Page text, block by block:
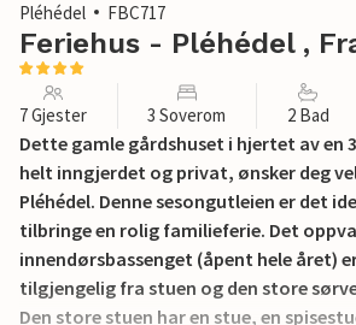
Pléhédel
FBC717
Feriehus - Pléhédel ,
7 Gjester 3 Soverom 2 Bad
Dette gamle gårdshuset i hjertet av en
helt inngjerdet og privat, ønsker deg
Pléhédel. Denne sesongutleien er det
tilbringe en rolig familieferie. Det
innendørsbassenget (åpent hele året)
tilgjengelig fra stuen og den store
Den store stuen har en stue, en